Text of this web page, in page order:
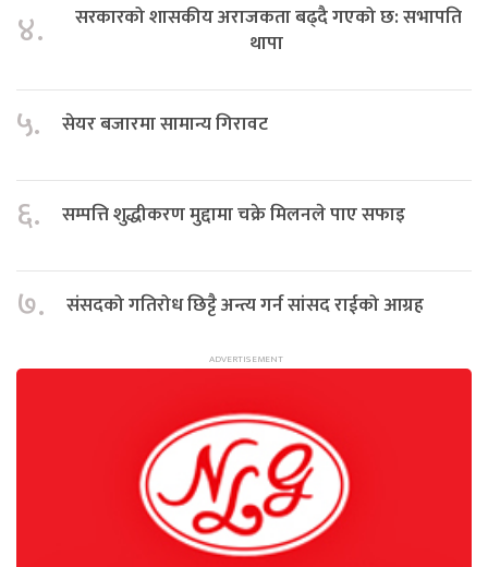
४.
सरकारको शासकीय अराजकता बढ्दै गएको छ: सभापति
थापा
५. सेयर बजारमा सामान्य गिरावट
६. सम्पत्ति शुद्धीकरण मुद्दामा चक्रे मिलनले पाए सफाइ
७. संसदको गतिरोध छिट्टै अन्त्य गर्न सांसद राईको आग्रह